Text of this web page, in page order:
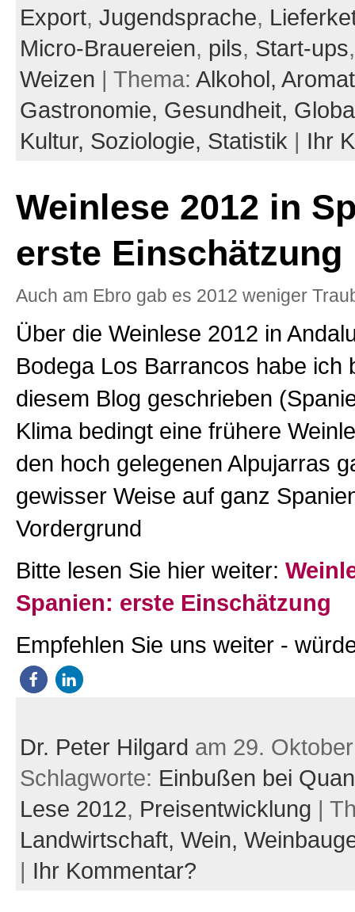
Export, Jugendsprache,
Micro-Brauereien, pils, Start-ups
Weizen | Thema: Alkohol,
Gastronomie, Gesundheit,
Kultur, Soziologie, Statistik | Ihr
Weinlese 2012 in
erste Einschätzung
Auch am Ebro gab es 2012 weniger
Über die Weinlese 2012 in
Bodega Los Barrancos habe ich
diesem Blog geschrieben
Klima bedingt eine frühere
den hoch gelegenen Alpujarras
gewisser Weise auf ganz
Vordergrund
Bitte lesen Sie hier weiter:
Spanien: erste Einschätzung
Empfehlen Sie uns weiter -
Dr. Peter Hilgard am 29.
Schlagworte: Einbußen bei
Lese 2012, Preisentwicklung |
Landwirtschaft, Wein,
| Ihr Kommentar?